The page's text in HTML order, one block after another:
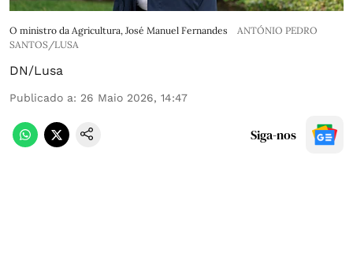
O ministro da Agricultura, José Manuel Fernandes
ANTÓNIO PEDRO
SANTOS/LUSA
DN/Lusa
Publicado a: 26 Maio 2026, 14:47
Siga-nos